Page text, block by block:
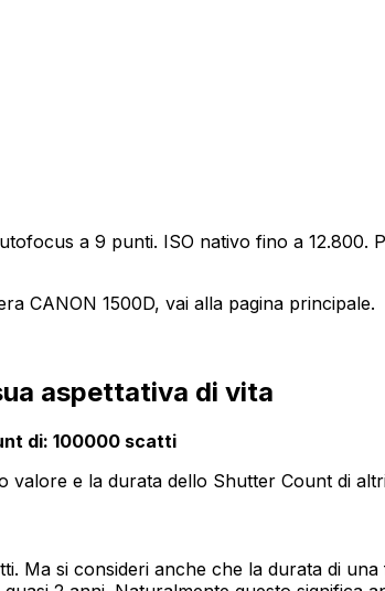
a 9 punti. ISO nativo fino a
CANON 1500D, vai alla pagina principale.
aspettativa di vita
di: 100000 scatti
e la durata dello Shutter Count di
Ma si consideri anche che la durata di